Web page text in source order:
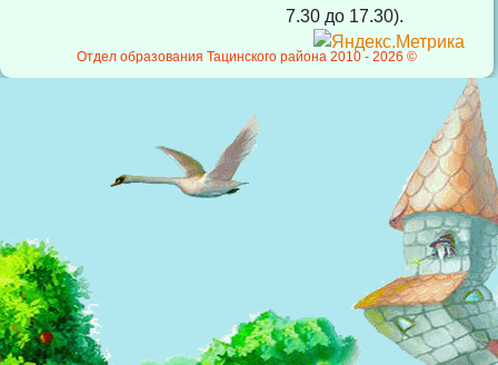
7.30 до 17.30).
Отдел образования Тацинского района 2010 - 2026 ©